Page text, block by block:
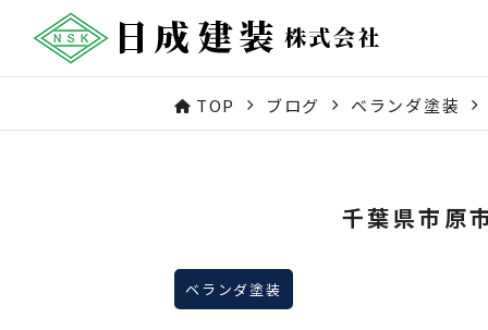
TOP ブログ ベランダ塗装
千葉県市原
ベランダ塗装